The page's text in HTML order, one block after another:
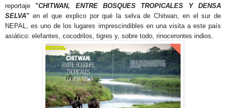
reportaje "CHITWAN, ENTRE BOSQUES TROPICALES Y DENSA
SELVA" en el que explico por qué la selva de Chitwan, en el sur de
NEPAL, es uno de los lugares imprescindibles en una visita a este país
asiático: elefantes, cocodrilos, tigres y, sobre todo, rinocerontes indios.